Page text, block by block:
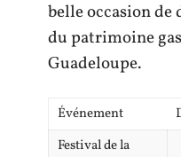
belle occasion de
du patrimoine
Guadeloupe.
Événement
Festival de la